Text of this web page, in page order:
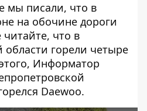
мы писали, что в
на обочине дороги
читайте, что в
области горели четыре
Информатор
Daewoo.